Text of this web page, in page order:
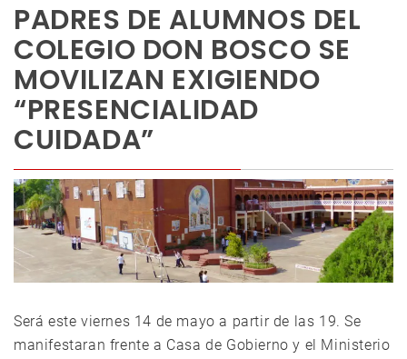
PADRES DE ALUMNOS DEL
COLEGIO DON BOSCO SE
MOVILIZAN EXIGIENDO
“PRESENCIALIDAD
CUIDADA”
Será este viernes 14 de mayo a partir de las 19. Se
manifestaran frente a Casa de Gobierno y el Ministerio